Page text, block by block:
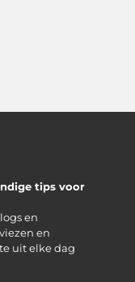
tips voor
en
en
uit elke dag